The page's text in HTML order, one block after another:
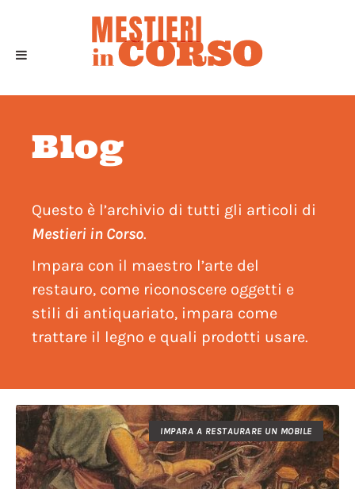
Blog
Questo è l’archivio di tutti gli articoli di
Mestieri in Corso.
Impara con il maestro l’arte del
restauro, come riconoscere oggetti e
stili di antiquariato, impara come
trattare il legno e quali prodotti usare.
IMPARA A RESTAURARE UN MOBILE